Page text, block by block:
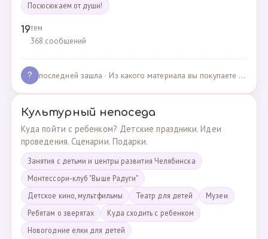
Посюсюкаем от души!
19тем
368 сообщений
? последней зашла · Из какого материала вы покупаете одежду для своих д… · 03.05.2025
Культурный непоседа
Куда пойти с ребенком? Детские праздники. Идеи
проведения. Сценарии. Подарки.
Занятия с детьми и центры развития Челябинска
Монтессори-клуб "Выше Радуги"
Детское кино, мультфильмы
Театр для детей
Музеи
Ребятам о зверятах
Куда сходить с ребенком
Новогодние елки для детей